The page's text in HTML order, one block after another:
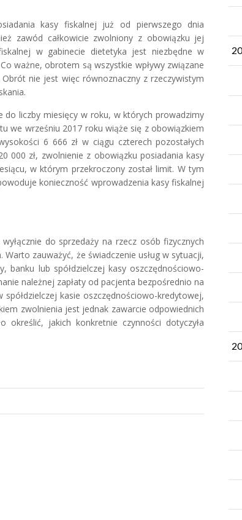
kasy fiskalnej już od pierwszego dnia
zawód całkowicie zwolniony z obowiązku jej
w gabinecie dietetyka jest niezbędne w
ważne, obrotem są wszystkie wpływy związane
nie jest więc równoznaczny z rzeczywistym
do liczby miesięcy w roku, w których prowadzimy
we wrześniu 2017 roku wiąże się z obowiązkiem
6 666 zł w ciągu czterech pozostałych
000 zł, zwolnienie z obowiązku posiadania kasy
w którym przekroczony został limit. W tym
konieczność wprowadzenia kasy fiskalnej
do sprzedaży na rzecz osób fizycznych
zauważyć, że świadczenie usług w sytuacji,
banku lub spółdzielczej kasy oszczędnościowo-
należnej zapłaty od pacjenta bezpośrednio na
kasie oszczędnościowo-kredytowej,
zwolnienia jest jednak zawarcie odpowiednich
jakich konkretnie czynności dotyczyła